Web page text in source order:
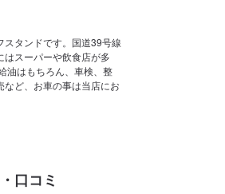
スタンドです。国道39号線
スーパーや飲食店が多
油はもちろん、車検、整
ど、お車の事は当店にお
口コミ